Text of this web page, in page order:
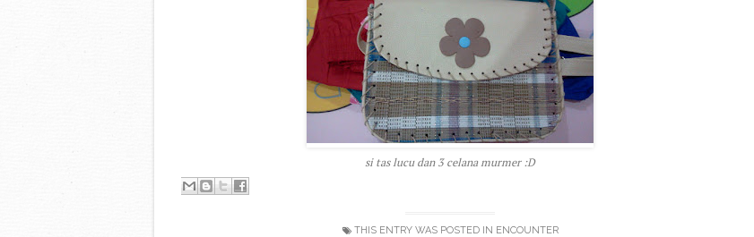
si tas lucu dan 3 celana murmer :D
THIS ENTRY WAS POSTED IN ENCOUNTER